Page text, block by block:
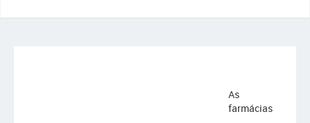
As
farmácias